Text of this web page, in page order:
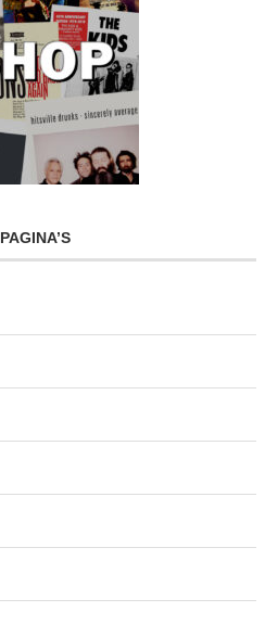
PAGINA’S